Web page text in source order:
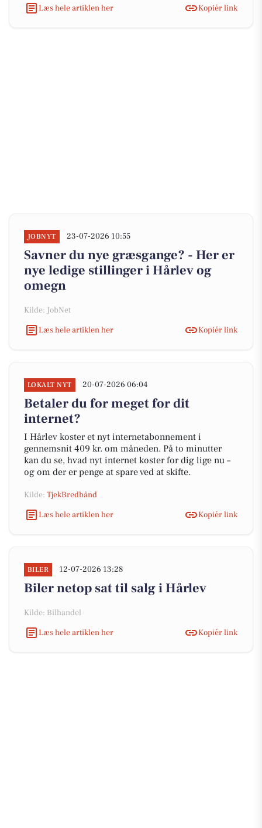
Læs hele artiklen her
Kopiér link
JOBNYT 23-07-2026 10:55
Savner du nye græsgange? - Her er
nye ledige stillinger i Hårlev og
omegn
Kilde: JobNet
Læs hele artiklen her
Kopiér link
LOKALT NYT 20-07-2026 06:04
Betaler du for meget for dit
internet?
I Hårlev koster et nyt internetabonnement i
gennemsnit 409 kr. om måneden. På to minutter
kan du se, hvad nyt internet koster for dig lige nu –
og om der er penge at spare ved at skifte.
Kilde: TjekBredbånd
Læs hele artiklen her
Kopiér link
BILER 12-07-2026 13:28
Biler netop sat til salg i Hårlev
Kilde: Bilhandel
Læs hele artiklen her
Kopiér link